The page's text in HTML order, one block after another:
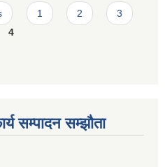
1 2
3
4
सम्पादन सम्झौता